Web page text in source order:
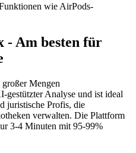
wie AirPods-
- Am besten für
Mengen
gestützter Analyse und ist ideal
juristische Profis, die
verwalten. Die Plattform
3-4 Minuten mit 95-99%